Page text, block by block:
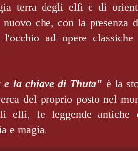
terra degli elfi e di
nuovo che, con la presenza
l'occhio ad opere
e la chiave di Thuta" è la
del proprio posto nel
elfi, le leggende
e magia.